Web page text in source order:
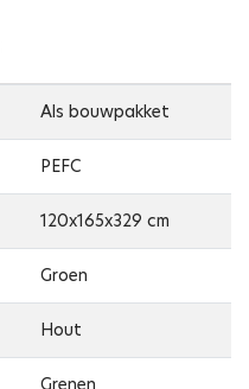
Als bouwpakket
PEFC
120x165x329 cm
Groen
Hout
Grenen